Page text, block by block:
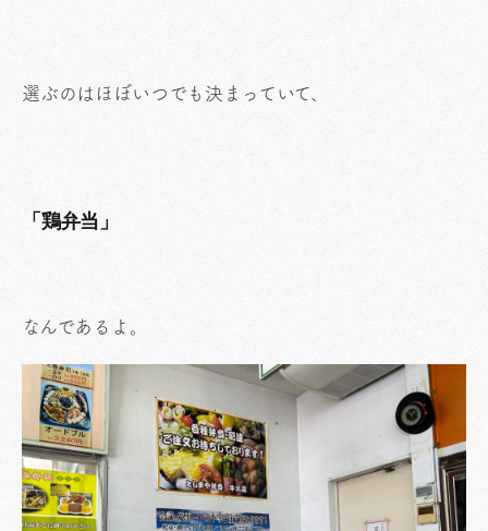
選ぶのはほぼいつでも決まっていて、
「鶏弁当」
なんであるよ。